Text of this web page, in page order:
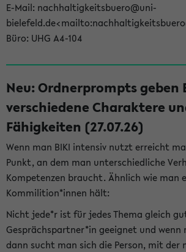
E-Mail: nachhaltigkeitsbuero@uni-
Büro: UHG A4-104
Neu: Ordnerprompts geben
verschiedene Charaktere
Fähigkeiten (27.07.26)
Wenn man BIKI intensiv nutzt erreicht
Punkt, an dem man unterschiedliche
Kompetenzen braucht. Ähnlich wie man
Kommilition*innen hält:
Nicht jede*r ist für jedes Thema gleich
Gesprächspartner*in geeignet und wenn
dann sucht man sich die Person, mit der